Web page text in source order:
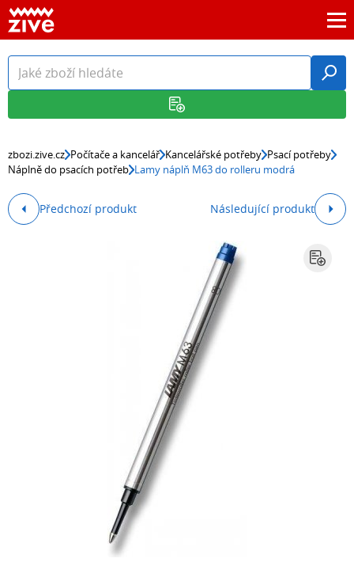
zbozi.zive.cz Počítače a kancelář Kancelářské potřeby Psací potřeby
Náplně do psacích potřeb Lamy náplň M63 do rolleru modrá
Předchozí produkt Následující produkt